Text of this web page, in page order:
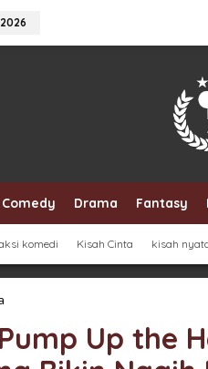
Comedy Drama Fantasy
komedi Kisah Cinta kisah
Up
the
Healthy
Up the